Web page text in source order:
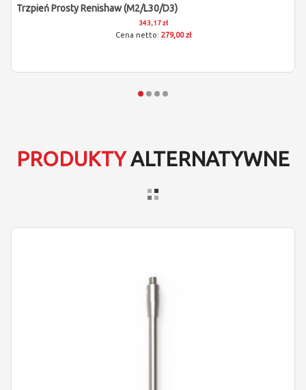
Trzpień Prosty Renishaw (M2/L30/D3)
343,17 zł
279,00 zł
PRODUKTYALTERNATYWNE